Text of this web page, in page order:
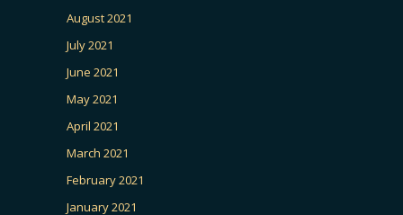
August 2021
July 2021
June 2021
May 2021
April 2021
March 2021
February 2021
January 2021